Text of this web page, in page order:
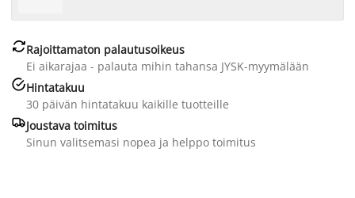
Rajoittamaton palautusoikeus
Ei aikarajaa - palauta mihin tahansa JYSK-myymälään
Hintatakuu
30 päivän hintatakuu kaikille tuotteille
Joustava toimitus
Sinun valitsemasi nopea ja helppo toimitus